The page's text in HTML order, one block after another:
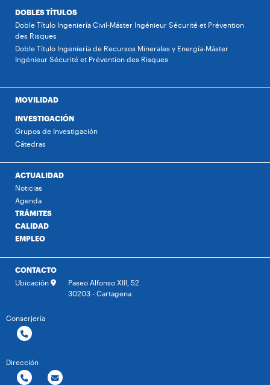
DOBLES TÍTULOS
Doble Título Ingeniería Civil-Máster Ingénieur Sécurité et Prévention
des Risques
Doble Título Ingeniería de Recursos Minerales y Energía-Máster
Ingénieur Sécurité et Prévention des Risques
MOVILIDAD
INVESTIGACIÓN
Grupos de Investigación
Cátedras
ACTUALIDAD
Noticias
Agenda
TRÁMITES
CALIDAD
EMPLEO
CONTACTO
Ubicación
Paseo Alfonso XIII, 52
30203 - Cartagena
Conserjería
Dirección